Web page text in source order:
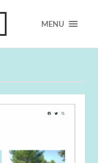
MENU